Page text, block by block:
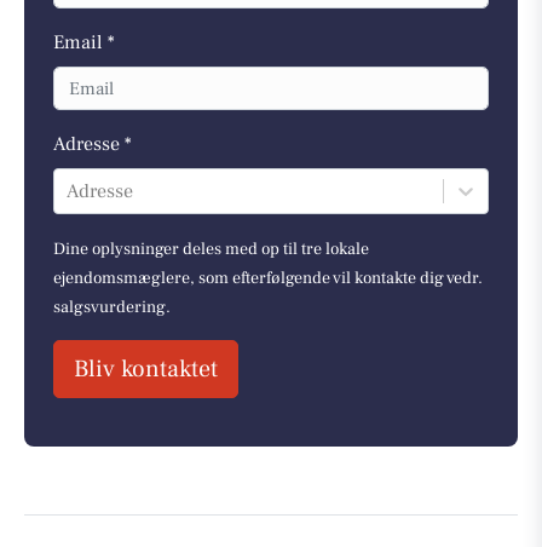
Email *
Adresse *
Adresse
Dine oplysninger deles med op til tre lokale
ejendomsmæglere, som efterfølgende vil kontakte dig vedr.
salgsvurdering.
Bliv kontaktet